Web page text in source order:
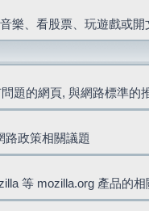
樂、看股票、玩遊戲或開
題的網頁, 與網路標準的
路政策相關議題
等 mozilla.org 產品的相